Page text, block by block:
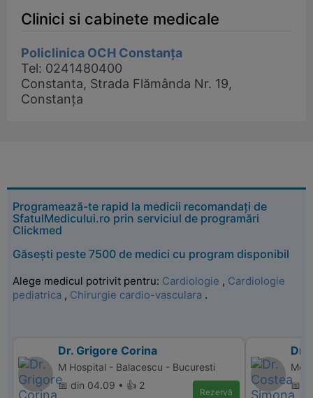
Clinici si cabinete medicale
Policlinica OCH Constanța
Tel: 0241480400
Constanta, Strada Flămânda Nr. 19,
Constanța
Programează-te rapid la medicii recomandați de
SfatulMedicului.ro prin serviciul de programări
Clickmed
Găsești peste 7500 de medici cu program disponibil
Alege medicul potrivit pentru: Cardiologie , Cardiologie
pediatrica , Chirurgie cardio-vasculara .
Dr. Grigore Corina
M Hospital - Balacescu - Bucuresti
📅 din 04.09 • 👍 2
Rezervă
Dr.
📅